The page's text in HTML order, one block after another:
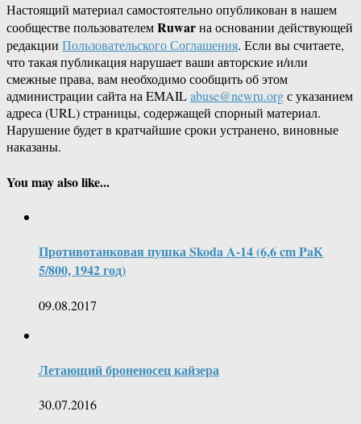
Настоящий материал самостоятельно опубликован в нашем
сообществе пользователемRuwarна основании действующей
редакции Пользовательского Соглашения. Если вы считаете,
что такая публикация нарушает ваши авторские и/или
смежные права, вам необходимо сообщить об этом
администрации сайта на EMAILabuse@newru.orgс указанием
адреса (URL) страницы, содержащей спорный материал.
Нарушение будет в кратчайшие сроки устранено, виновные
наказаны.
You may also like...
Противотанковая пушка Skoda A-14 (6,6 cm PaК
5/800, 1942 год)
09.08.2017
Летающий броненосец кайзера
30.07.2016